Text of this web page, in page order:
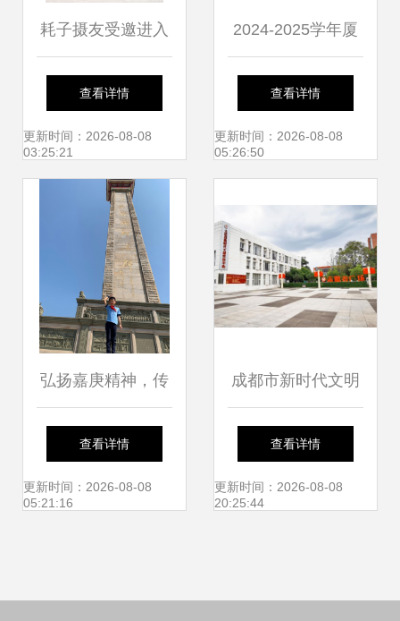
耗子摄友受邀进入
仙岳小学 实拍不一
样的六一节 厦门市
仙岳小学
查看详情
更新时间：2026-08-08
03:25:21
2024-2025学年厦
门市仙岳小学校外
供餐单位遴选结果
查看详情
更新时间：2026-08-08
05:26:50
弘扬嘉庚精神，传
承红色基因——厦
门市仙岳小学在行
查看详情
更新时间：2026-08-08
05:21:16
成都市新时代文明
实践精品范例丨用
好红色资源 唱好文
查看详情
更新时间：2026-08-08
20:25:44